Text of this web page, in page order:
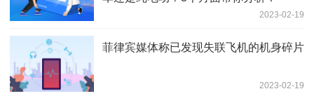
2023-02-19
菲律宾媒体称已发现失联飞机的机身碎片
2023-02-19